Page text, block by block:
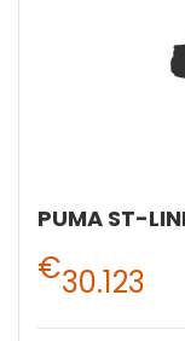
€30.123